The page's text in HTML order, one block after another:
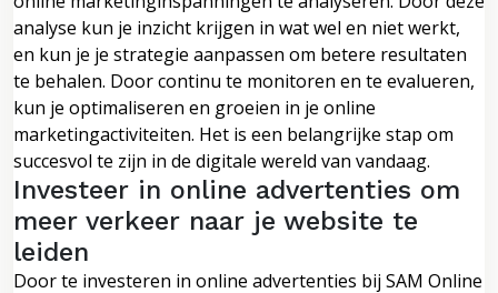
analyse kun je inzicht krijgen in wat wel en niet werkt,
en kun je je strategie aanpassen om betere resultaten
te behalen. Door continu te monitoren en te evalueren,
kun je optimaliseren en groeien in je online
marketingactiviteiten. Het is een belangrijke stap om
succesvol te zijn in de digitale wereld van vandaag.
Investeer in online advertenties om
meer verkeer naar je website te
leiden
Door te investeren in online advertenties bij SAM Online